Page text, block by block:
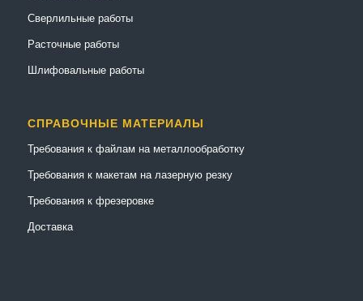
Сверлильные работы
Расточные работы
Шлифовальные работы
СПРАВОЧНЫЕ МАТЕРИАЛЫ
Требования к файлам на металлообработку
Требования к макетам на лазерную резку
Требования к фрезеровке
Доставка